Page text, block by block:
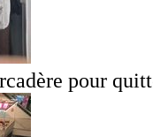
pour